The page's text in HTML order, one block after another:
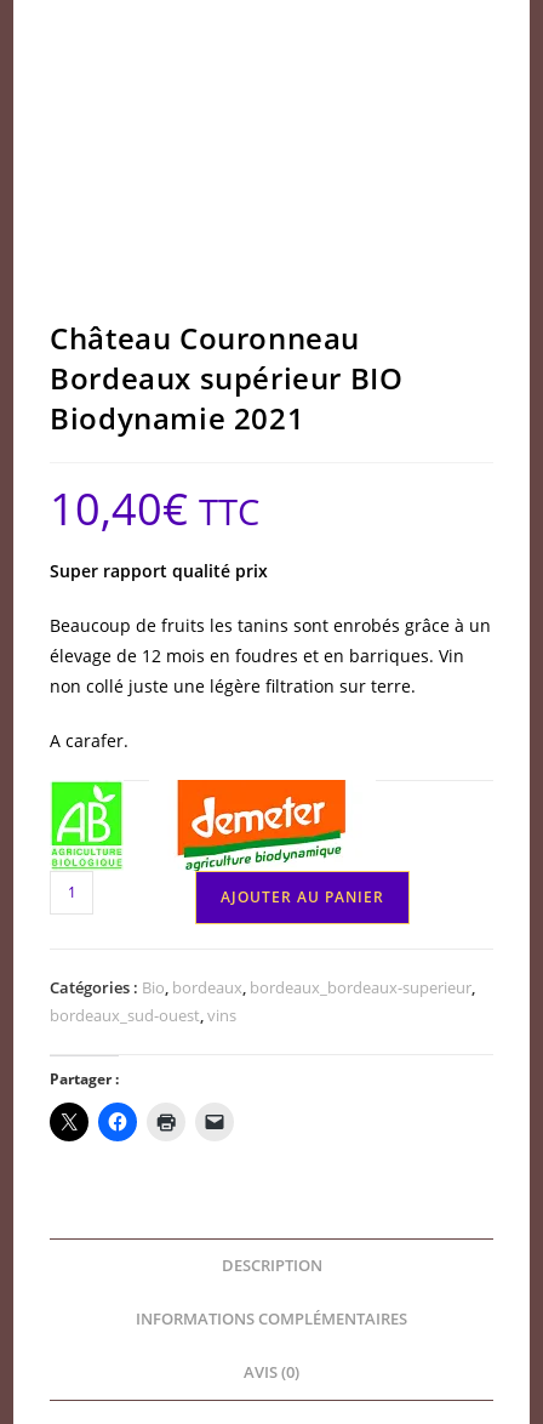
Château Couronneau
Bordeaux supérieur BIO
Biodynamie 2021
10,40€ TTC
Super rapport qualité prix
Beaucoup de fruits les tanins sont enrobés grâce à un
élevage de 12 mois en foudres et en barriques. Vin
non collé juste une légère filtration sur terre.
A carafer.
quantité
de
Bordeaux
2021
AJOUTER AU PANIER
Catégories : Bio bordeaux bordeaux_bordeaux-superieur
bordeaux_sud-ouest ,vins
Partager :
DESCRIPTION
INFORMATIONS COMPLÉMENTAIRES
AVIS (0)